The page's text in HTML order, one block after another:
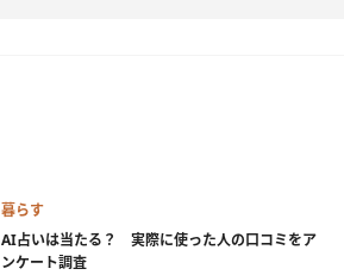
暮らす
AI占いは当たる？ 実際に使った人の口コミをア
ンケート調査